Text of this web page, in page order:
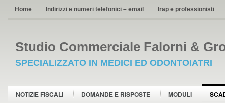
Home Indirizzi e numeri telefonici – email Irap e professionisti
Studio Commerciale Falorni &
SPECIALIZZATO IN MEDICI ED ODONTOIATRI
NOTIZIE FISCALI DOMANDE E RISPOSTE MODULI